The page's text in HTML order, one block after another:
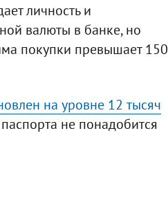
личность и
валюты в банке, но
покупки превышает 150
на уровне 12 тысяч
не понадобится